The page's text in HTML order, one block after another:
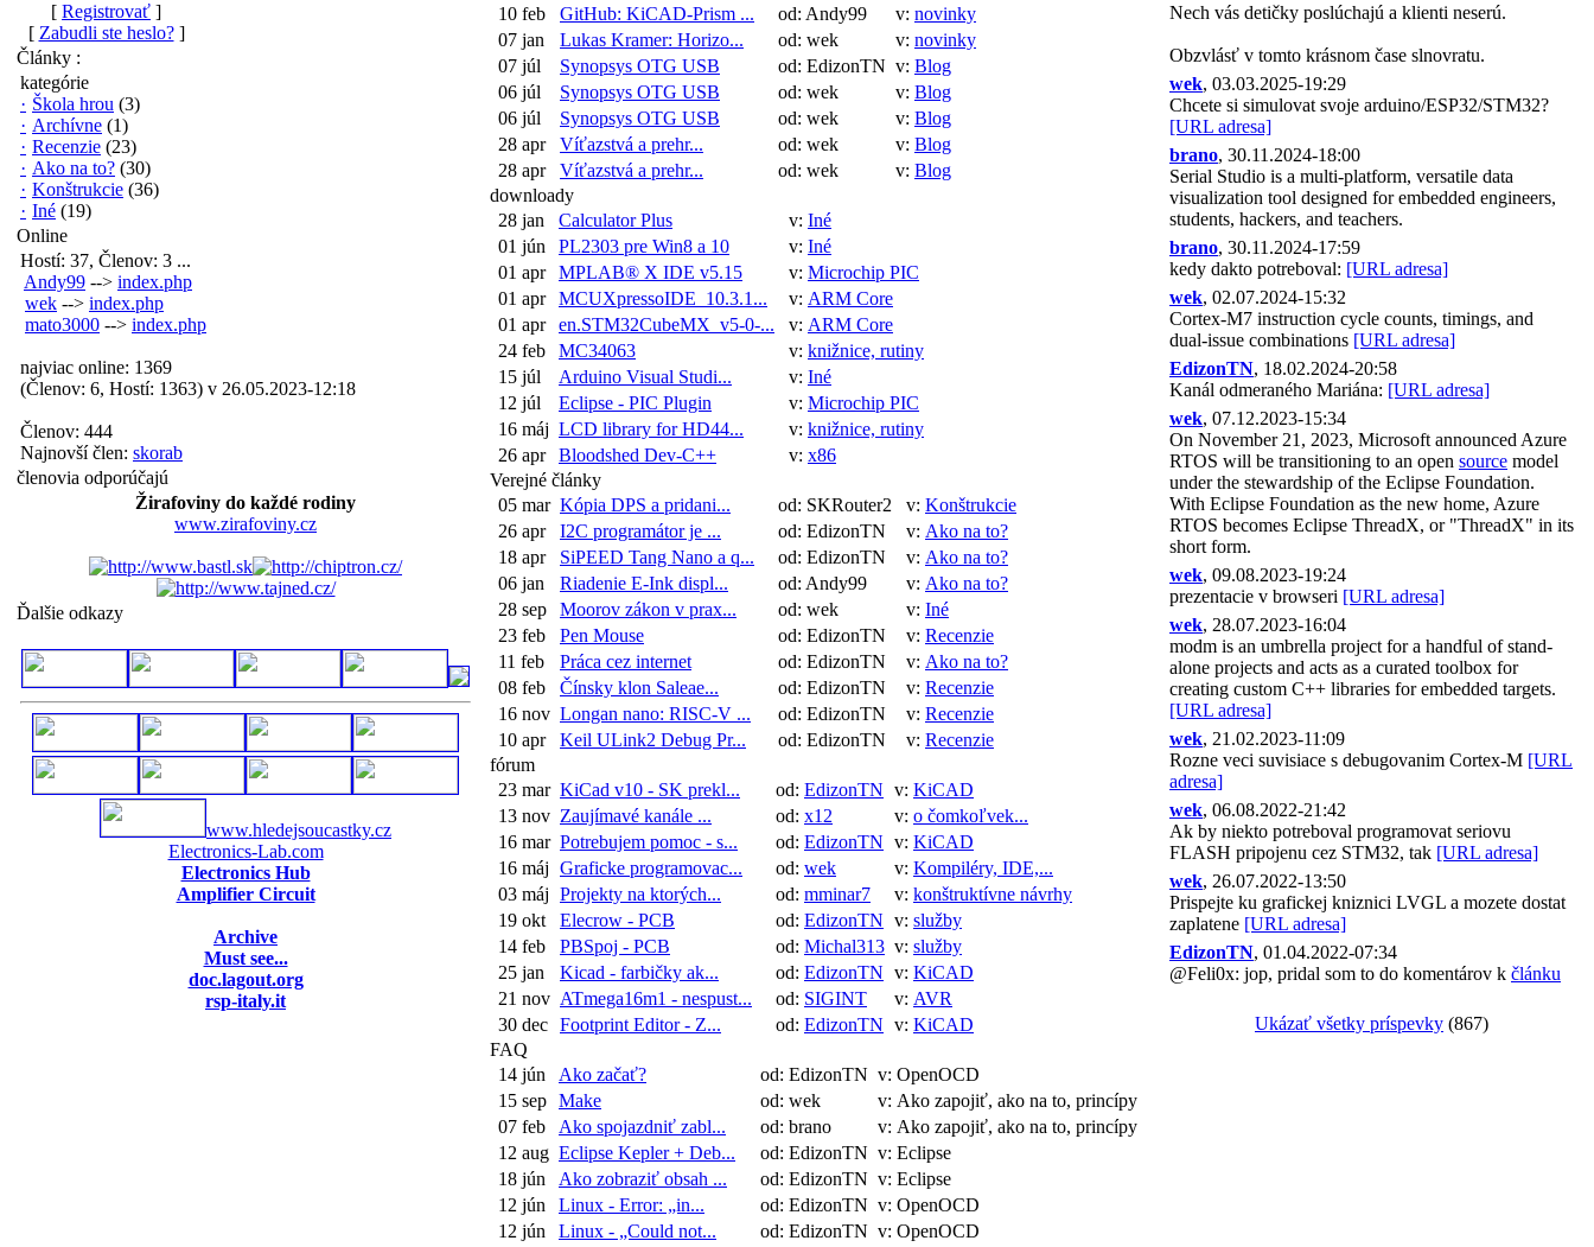
[ Registrovať ]
[ Zabudli ste heslo?]
Články :
kategórie
· Škola hrou (3)
· Archívne (1)
· Recenzie (23)
· Ako na to? (30)
· Konštrukcie (36)
· Iné (19)
Online
Hostí: 37, Členov: 3 ...
Andy99 --> index.php
wek --> index.php
mato3000 --> index.php
najviac online: 1369
(Členov: 6, Hostí: 1363) v 26.05.2023-12:18
Členov: 444
Najnovší člen: skorab
členovia odporúčajú
Žirafoviny do každé rodiny
www.zirafoviny.cz
Ďalšie odkazy
www.hledejsoucastky.cz
Electronics-Lab.com
Electronics Hub
Amplifier Circuit
Archive
Must see...
doc.lagout.org
rsp-italy.it
10 feb
GitHub: KiCAD-Prism ... od: Andy99 v: novinky
07 jan
Lukas Kramer: Horizo... od: wek v: novinky
07 júl
Synopsys OTG USB od: EdizonTN v: Blog
06 júl
Synopsys OTG USB od: wek v: Blog
06 júl
Synopsys OTG USB od: wek v: Blog
28 apr
Víťazstvá a prehr... od: wek v: Blog
28 apr
Víťazstvá a prehr... od: wek v: Blog
downloady
28 jan
Calculator Plus v: Iné
01 jún
PL2303 pre Win8 a 10 v: Iné
01 apr
MPLAB® X IDE v5.15 v: Microchip PIC
01 apr
MCUXpressoIDE_10.3.1... v: ARM Core
01 apr
en.STM32CubeMX_v5-0-... v: ARM Core
24 feb
MC34063 v: knižnice, rutiny
15 júl
Arduino Visual Studi... v: Iné
12 júl
Eclipse - PIC Plugin v: Microchip PIC
16 máj LCD library for HD44... v: knižnice, rutiny
26 apr
Bloodshed Dev-C++ v: x86
Verejné články
05 mar Kópia DPS a pridani... od: SKRouter2 v: Konštrukcie
26 apr
I2C programátor je ... od: EdizonTN v: Ako na to?
18 apr
SiPEED Tang Nano a q... od: EdizonTN v: Ako na to?
06 jan
Riadenie E-Ink displ... od: Andy99 v: Ako na to?
28 sep
Moorov zákon v prax... od: wek v: Iné
23 feb
Pen Mouse od: EdizonTN v: Recenzie
11 feb
Práca cez internet od: EdizonTN v: Ako na to?
08 feb
Čínsky klon Saleae... od: EdizonTN v: Recenzie
16 nov Longan nano: RISC-V ... od: EdizonTN v: Recenzie
10 apr
Keil ULink2 Debug Pr... od: EdizonTN v: Recenzie
fórum
23 mar KiCad v10 - SK prekl... od: EdizonTN v: KiCAD
13 nov Zaujímavé kanále ... od: x12 v: o čomkoľvek...
16 mar Potrebujem pomoc - s... od: EdizonTN v: KiCAD
16 máj Graficke programovac... od: wek v: Kompiléry, IDE,...
03 máj Projekty na ktorých... od: mminar7 v: konštruktívne návrhy
19 okt
Elecrow - PCB od: EdizonTN v: služby
14 feb
PBSpoj - PCB od: Michal313 v: služby
25 jan
Kicad - farbičky ak... od: EdizonTN v: KiCAD
21 nov ATmega16m1 - nespust... od: SIGINT v: AVR
30 dec Footprint Editor - Z... od: EdizonTN v: KiCAD
FAQ
14 jún
Ako začať? od: EdizonTN v: OpenOCD
15 sep Make od: wek
v: Ako zapojiť, ako na to, princípy
07 feb
Ako spojazdniť zabl... od: brano
v: Ako zapojiť, ako na to, princípy
12 aug Eclipse Kepler + Deb... od: EdizonTN v: Eclipse
18 jún
Ako zobraziť obsah ... od: EdizonTN v: Eclipse
12 jún
Linux - Error: „in... od: EdizonTN v: OpenOCD
12 jún
Linux - „Could not... od: EdizonTN v: OpenOCD
Nech vás detičky poslúchajú a klienti neserú.
Obzvlásť v tomto krásnom čase slnovratu.
wek, 03.03.2025-19:29
Chcete si simulovat svoje arduino/ESP32/STM32?
[URL adresa]
brano, 30.11.2024-18:00
Serial Studio is a multi-platform, versatile data
visualization tool designed for embedded engineers,
students, hackers, and teachers.
brano, 30.11.2024-17:59
kedy dakto potreboval: [URL adresa]
wek, 02.07.2024-15:32
Cortex-M7 instruction cycle counts, timings, and
dual-issue combinations [URL adresa]
EdizonTN, 18.02.2024-20:58
Kanál odmeraného Mariána: [URL adresa]
wek, 07.12.2023-15:34
On November 21, 2023, Microsoft announced Azure
RTOS will be transitioning to an open source model
under the stewardship of the Eclipse Foundation.
With Eclipse Foundation as the new home, Azure
RTOS becomes Eclipse ThreadX, or "ThreadX" in its
short form.
wek, 09.08.2023-19:24
prezentacie v browseri [URL adresa]
wek, 28.07.2023-16:04
modm is an umbrella project for a handful of stand-
alone projects and acts as a curated toolbox for
creating custom C++ libraries for embedded targets.
[URL adresa]
wek, 21.02.2023-11:09
Rozne veci suvisiace s debugovanim Cortex-M [URL
adresa]
wek, 06.08.2022-21:42
Ak by niekto potreboval programovat seriovu
FLASH pripojenu cez STM32, tak [URL adresa]
wek, 26.07.2022-13:50
Prispejte ku grafickej kniznici LVGL a mozete dostat
zaplatene [URL adresa]
EdizonTN, 01.04.2022-07:34
@Feli0x: jop, pridal som to do komentárov k článku
Ukázať všetky príspevky (867)